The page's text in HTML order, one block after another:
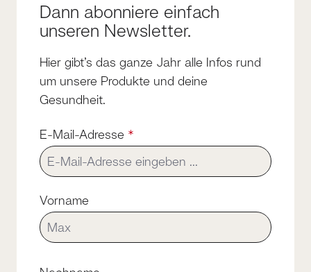
Dann abonniere einfach
unseren Newsletter.
Hier gibt’s das ganze Jahr alle Infos rund
um unsere Produkte und deine
Gesundheit.
E-Mail-Adresse *
Vorname